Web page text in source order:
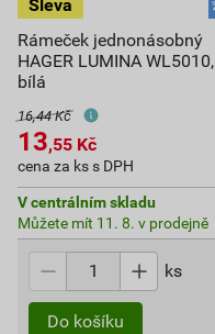
Rámeček jednonásobný
HAGER LUMINA WL5010,
bílá
16,44 Kč
13,55 Kč
cena za ks s DPH
V centrálním skladu
Můžete mít 11. 8. v prodejně
ks
Do košíku